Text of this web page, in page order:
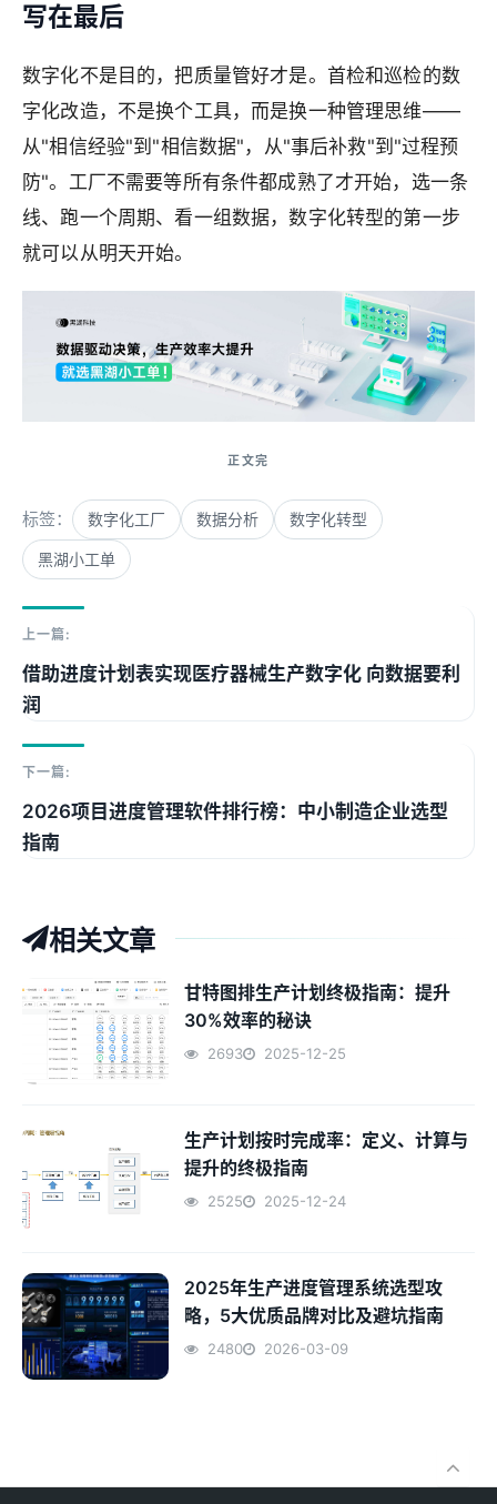
写在最后
数字化不是目的，把质量管好才是。首检和巡检的数
字化改造，不是换个工具，而是换一种管理思维——
从"相信经验"到"相信数据"，从"事后补救"到"过程预
防"。工厂不需要等所有条件都成熟了才开始，选一条
线、跑一个周期、看一组数据，数字化转型的第一步
就可以从明天开始。
标签： 数字化工厂 数据分析 数字化转型
黑湖小工单
上一篇:
借助进度计划表实现医疗器械生产数字化 向数据要利
润
下一篇:
2026项目进度管理软件排行榜：中小制造企业选型
指南
相关文章
甘特图排生产计划终极指南：提升
30%效率的秘诀
2693 2025-12-25
生产计划按时完成率：定义、计算与
提升的终极指南
2525 2025-12-24
2025年生产进度管理系统选型攻
略，5大优质品牌对比及避坑指南
2480 2026-03-09